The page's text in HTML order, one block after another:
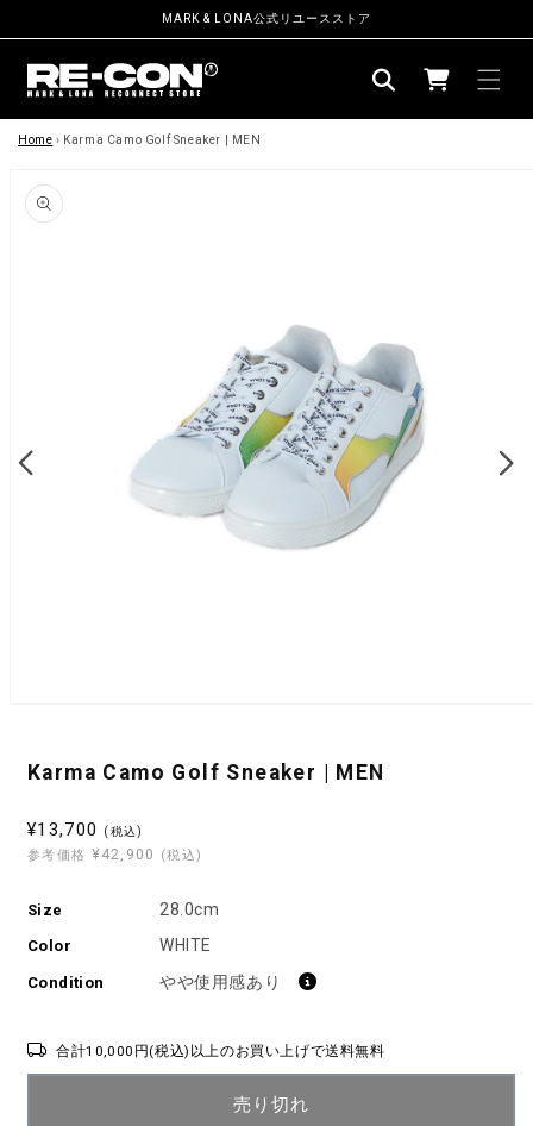
ツ
に
進
む
MARK & LONA公式リユースストア
ー
Home › Karma Camo Golf Sneaker | MEN
商
品
情
に
ス
Karma Camo Golf Sneaker | MEN
セ
ー
価
格
¥13,700 (税込)
参考価格 ¥42,900 (税込)
Size 28.0cm
Color WHITE
Condition やや使用感あり
合計10,000円(税込)以上のお買い上げで送料無料
売り切れ